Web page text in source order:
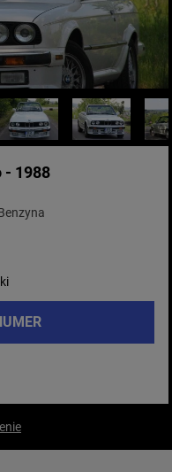
- 1988